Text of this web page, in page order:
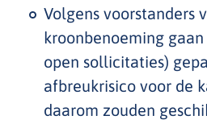
Volgens voorstanders
kroonbenoeming
open sollicitaties)
afbreukrisico voor de
daarom zouden